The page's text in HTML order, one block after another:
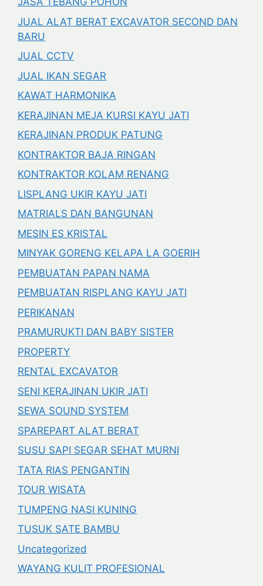
JUAL ALAT BERAT EXCAVATOR SECOND DAN
BARU
JUAL CCTV
JUAL IKAN SEGAR
KAWAT HARMONIKA
KERAJINAN MEJA KURSI KAYU JATI
KERAJINAN PRODUK PATUNG
KONTRAKTOR BAJA RINGAN
KONTRAKTOR KOLAM RENANG
LISPLANG UKIR KAYU JATI
MATRIALS DAN BANGUNAN
MESIN ES KRISTAL
MINYAK GORENG KELAPA LA GOERIH
PEMBUATAN PAPAN NAMA
PEMBUATAN RISPLANG KAYU JATI
PERIKANAN
PRAMURUKTI DAN BABY SISTER
PROPERTY
RENTAL EXCAVATOR
SENI KERAJINAN UKIR JATI
SEWA SOUND SYSTEM
SPAREPART ALAT BERAT
SUSU SAPI SEGAR SEHAT MURNI
TATA RIAS PENGANTIN
TOUR WISATA
TUMPENG NASI KUNING
TUSUK SATE BAMBU
Uncategorized
WAYANG KULIT PROFESIONAL